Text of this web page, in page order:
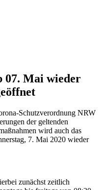
07. Mai wieder
Schutzverordnung NRW
der geltenden
wird auch das
7. Mai 2020 wieder
zunächst zeitlich